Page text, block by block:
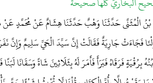
الْمُثَنَّى حَدَّثَنَا وَهْبٌ حَدَّثَنَا هِشَامٌ عَنْ مُحَمَّدٍ عَنْ
فَجَاءَتْ جَارِيَةٌ فَقَالَتْ إِنَّ سَيِّدَ الْحَيِّ سَلِيمٌ
بِرُقْيَةٍ فَرَقَاهُ فَبَرَأَ فَأَمَرَ لَهُ بِثَلَاثِينَ شَاةً وَسَقَانَا